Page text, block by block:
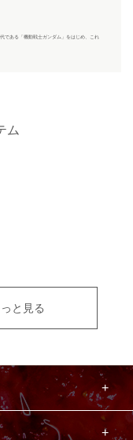
である「機動戦士ガンダム」をはじめ、これ
ム
と見る